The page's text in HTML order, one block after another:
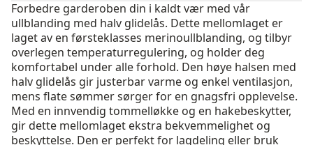
Forbedre garderoben din i kaldt vær med vår
ullblanding med halv glidelås. Dette mellomlaget er
laget av en førsteklasses merinoullblanding, og tilbyr
overlegen temperaturregulering, og holder deg
komfortabel under alle forhold. Den høye halsen med
halv glidelås gir justerbar varme og enkel ventilasjon,
mens flate sømmer sørger for en gnagsfri opplevelse.
Med en innvendig tommelløkke og en hakebeskytter,
gir dette mellomlaget ekstra bekvemmelighet og
beskyttelse. Den er perfekt for lagdeling eller bruk